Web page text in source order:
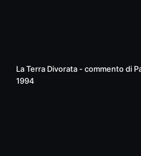
La Terra Divorata - commento di
1994